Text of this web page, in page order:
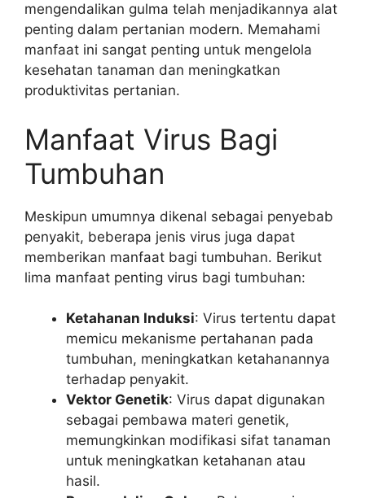
mengendalikan gulma telah menjadikannya alat
penting dalam pertanian modern. Memahami
manfaat ini sangat penting untuk mengelola
kesehatan tanaman dan meningkatkan
produktivitas pertanian.
Manfaat Virus Bagi
Tumbuhan
Meskipun umumnya dikenal sebagai penyebab
penyakit, beberapa jenis virus juga dapat
memberikan manfaat bagi tumbuhan. Berikut
lima manfaat penting virus bagi tumbuhan:
Ketahanan Induksi: Virus tertentu dapat
memicu mekanisme pertahanan pada
tumbuhan, meningkatkan ketahanannya
terhadap penyakit.
Vektor Genetik: Virus dapat digunakan
sebagai pembawa materi genetik,
memungkinkan modifikasi sifat tanaman
untuk meningkatkan ketahanan atau
hasil.